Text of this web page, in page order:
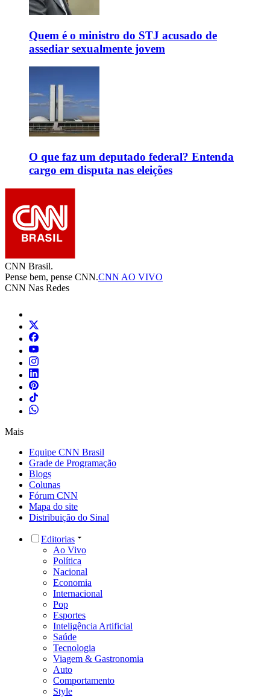
Quem é o ministro do STJ acusado de
assediar sexualmente jovem
O que faz um deputado federal? Entenda
cargo em disputa nas eleições
CNN Brasil.
Pense bem, pense CNN.CNN AO VIVO
CNN Nas Redes
Mais
Equipe CNN Brasil
Grade de Programação
Blogs
Colunas
Fórum CNN
Mapa do site
Distribuição do Sinal
Editorias
Ao Vivo
Política
Nacional
Economia
Internacional
Pop
Esportes
Inteligência Artificial
Saúde
Tecnologia
Viagem & Gastronomia
Auto
Comportamento
Style